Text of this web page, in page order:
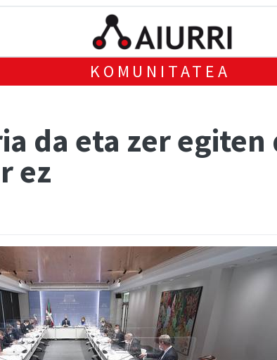
KOMUNITATEA
da eta zer
ez